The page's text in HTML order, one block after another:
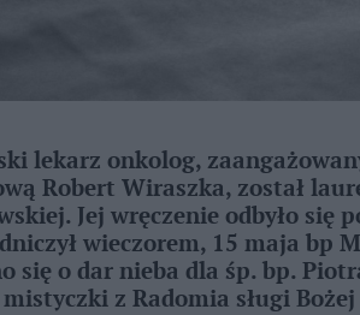
lekarz onkolog,
Robert Wiraszka, został
Jej wręczenie odbyło się
wieczorem, 15 maja bp
się o dar nieba dla śp. bp.
mistyczki z Radomia sługi